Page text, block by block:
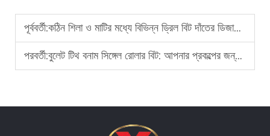
পূর্ববর্তী:কঠিন শিলা ও মাটির মধ্যে বিভিন্ন ড্রিল বিট দাঁতের ডিজাইন কীভাবে ড্রিলিং দক্ষতাকে প্রভাবিত করে
পরবর্তী:বুলেট টিথ বনাম সিঙ্গেল রোলার বিট: আপনার প্রকল্পের জন্য সঠিক টুল নির্বাচন